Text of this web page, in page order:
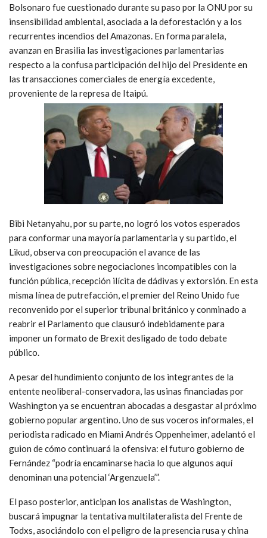
Bolsonaro fue cuestionado durante su paso por la ONU por su
insensibilidad ambiental, asociada a la deforestación y a los
recurrentes incendios del Amazonas. En forma paralela,
avanzan en Brasilia las investigaciones parlamentarias
respecto a la confusa participación del hijo del Presidente en
las transacciones comerciales de energía excedente,
proveniente de la represa de Itaipú.
Bibi Netanyahu, por su parte, no logró los votos esperados
para conformar una mayoría parlamentaria y su partido, el
Likud, observa con preocupación el avance de las
investigaciones sobre negociaciones incompatibles con la
función pública, recepción ilícita de dádivas y extorsión. En esta
misma línea de putrefacción, el premier del Reino Unido fue
reconvenido por el superior tribunal británico y conminado a
reabrir el Parlamento que clausuró indebidamente para
imponer un formato de Brexit desligado de todo debate
público.
A pesar del hundimiento conjunto de los integrantes de la
entente neoliberal-conservadora, las usinas financiadas por
Washington ya se encuentran abocadas a desgastar al próximo
gobierno popular argentino. Uno de sus voceros informales, el
periodista radicado en Miami Andrés Oppenheimer, adelantó el
guion de cómo continuará la ofensiva: el futuro gobierno de
Fernández “podría encaminarse hacia lo que algunos aquí
denominan una potencial ‘Argenzuela’”.
El paso posterior, anticipan los analistas de Washington,
buscará impugnar la tentativa multilateralista del Frente de
Todxs, asociándolo con el peligro de la presencia rusa y china